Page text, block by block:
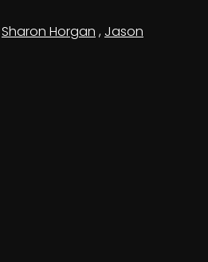
Sharon Horgan , Jason